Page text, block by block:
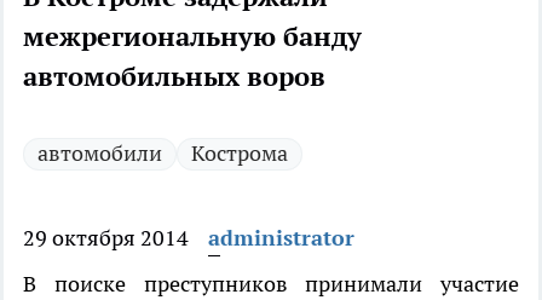
межрегиональную банду
автомобильных воров
автомобили Кострома
29 октября 2014
administrator
В поиске преступников принимали участие